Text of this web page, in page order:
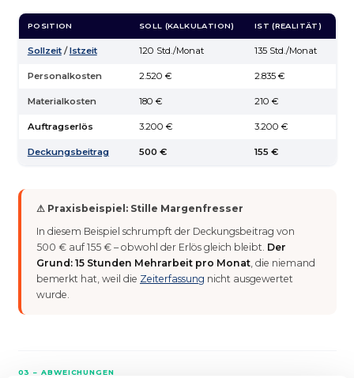
POSITION SOLL (KALKULATION) IST (REALITÄT)
Sollzeit/Istzeit 120 Std./Monat 135 Std./Monat
Personalkosten 2.520 € 2.835 €
Materialkosten 180 € 210 €
Auftragserlös 3.200 € 3.200 €
Deckungsbeitrag 500 € 155 €
⚠ Praxisbeispiel: Stille Margenfresser
In diesem Beispiel schrumpft der Deckungsbeitrag von
500 € auf 155 € – obwohl der Erlös gleich bleibt. Der
Grund: 15 Stunden Mehrarbeit pro Monat , die niemand
bemerkt hat, weil die Zeiterfassung nicht ausgewertet
wurde.
03 – ABWEICHUNGEN